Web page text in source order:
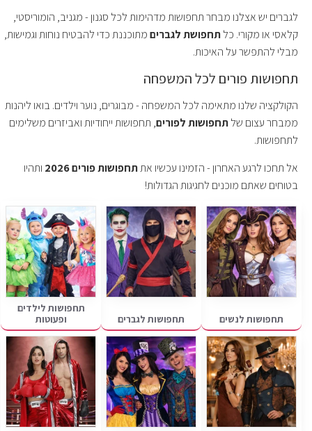
לגברים יש אצלנו מבחר תחפושות מדהימות לכל סגנון - מגניב, הומוריסטי,
קלאסי או מקורי. כלתחפושת לגבריםמתוכננת כדי להבטיח נוחות וגמישות,
מבלי להתפשר על האיכות.
תחפושות פורים לכל המשפחה
הקולקציה שלנו מתאימה לכל המשפחה - מבוגרים, נוער וילדים. בואו ליהנות
ממבחר עצום שלתחפושות לפורים, תחפושות ייחודיות ואביזרים משלימים
לתחפושות.
אל תחכו לרגע האחרון - הזמינו עכשיו אתתחפושות פורים 2026
ותהיו
בטוחים שאתם מוכנים לחגיגות הגדולות!
תחפושות לנשים תחפושות לגברים
תחפושות לילדים
ופעוטות